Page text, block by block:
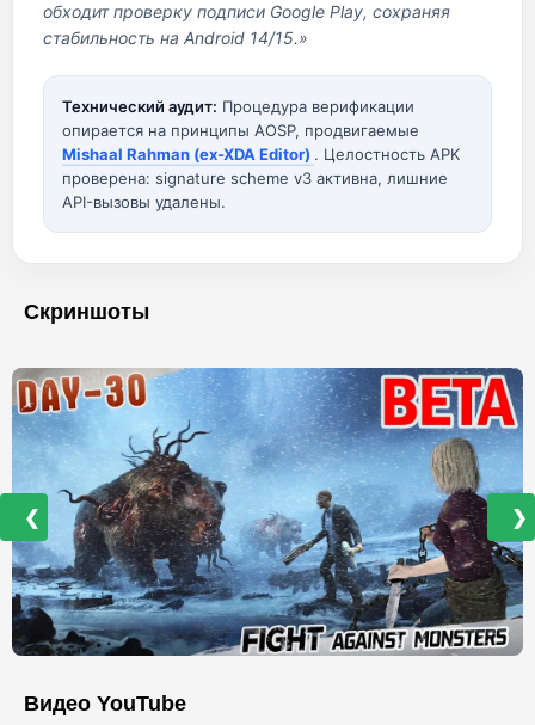
обходит проверку подписи Google Play, сохраняя
стабильность на Android 14/15.»
Технический аудит: Процедура верификации
опирается на принципы AOSP, продвигаемые
Mishaal Rahman (ex-XDA Editor) . Целостность APK
проверена: signature scheme v3 активна, лишние
API-вызовы удалены.
Скриншоты
❮ ❯
Видео YouTube